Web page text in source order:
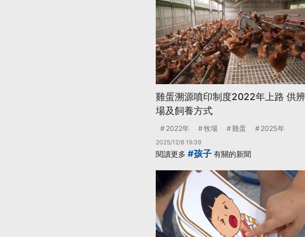
雞蛋溯源噴印制度2022年上路 供
場及飼養方式
2022年 牧場 雞蛋 2025年
2025/12/8 19:39
閱讀更多 #孩子 有關的新聞